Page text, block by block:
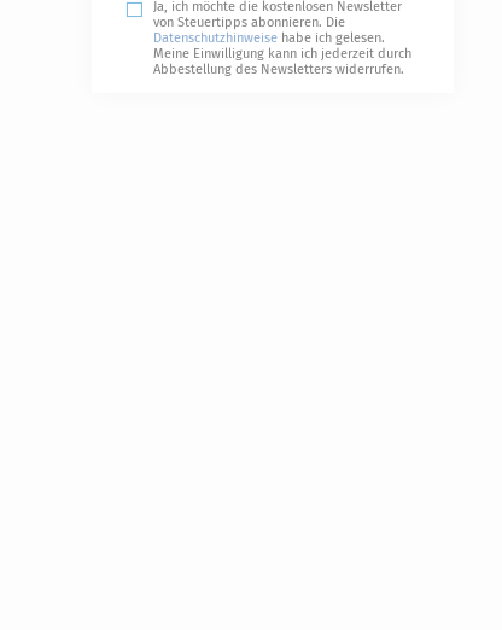
Ja, ich möchte die kostenlosen Newsletter
von Steuertipps abonnieren. Die
Datenschutzhinweise habe ich gelesen.
Meine Einwilligung kann ich jederzeit durch
Abbestellung des Newsletters widerrufen.